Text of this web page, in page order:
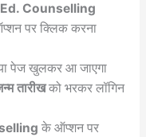
Counselling
पर क्लिक करना
पेज खुलकर आ जाएगा
तारीखको भरकर लॉगिन
के ऑप्शन पर